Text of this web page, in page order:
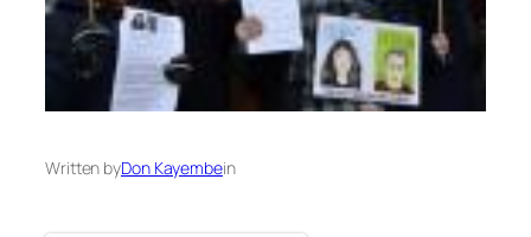
Written byDon Kayembein